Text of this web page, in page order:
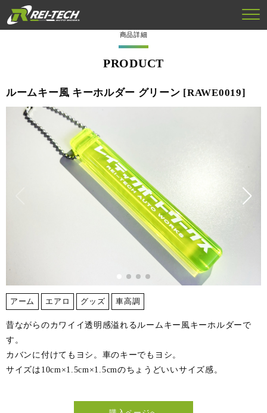
商品詳細
PRODUCT
ルームキー風 キーホルダー グリーン [RAWE0019]
アーム エアロ グッズ 車高調
昔ながらのカワイイ透明感溢れるルームキー風キーホルダーで
す。
カバンに付けてもヨシ。車のキーでもヨシ。
サイズは10cm×1.5cm×1.5cmのちょうどいいサイズ感。